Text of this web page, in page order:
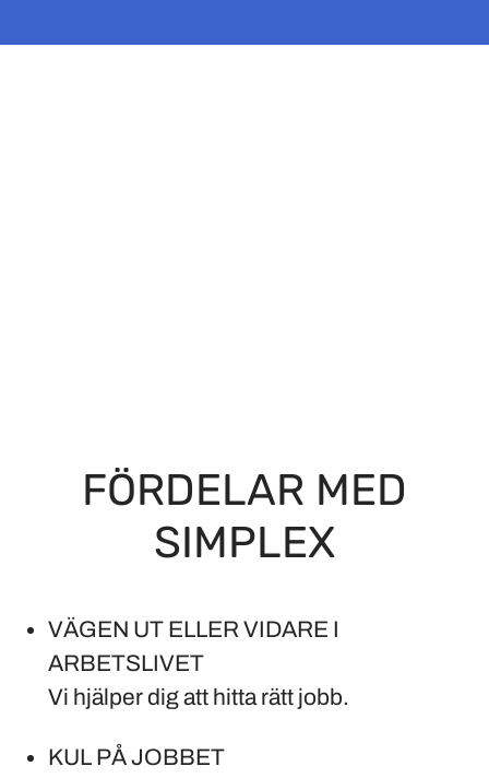
FÖRDELAR MED
SIMPLEX
VÄGEN UT ELLER VIDARE I
ARBETSLIVET
Vi hjälper dig att hitta rätt jobb.
KUL PÅ JOBBET